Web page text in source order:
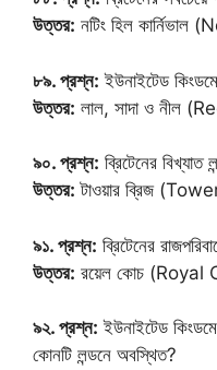
উত্তর: নটিং হিল
৮৯. প্রশ্ন: ইউনাইটেড
উত্তর: লাল, সাদা ও নীল
৯০. প্রশ্ন: ব্রিটেনের
উত্তর: টাওয়ার ব্রিজ
৯১. প্রশ্ন: ব্রিটেনের
উত্তর: রয়েল কোচ (Royal
৯২. প্রশ্ন: ইউনাইটেড
কোনটি লন্ডনে অবস্থিত?